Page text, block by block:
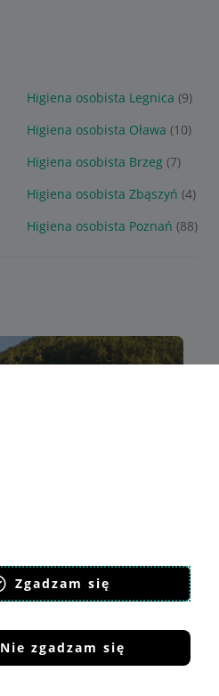
Zgadzam się
Nie zgadzam się
Higiena osobista Legnica (9)
Higiena osobista Oława (10)
Higiena osobista Brzeg (7)
Higiena osobista Zbąszyń (4)
Higiena osobista Poznań (88)